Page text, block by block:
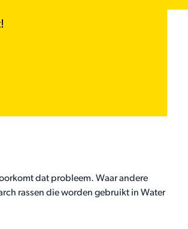
dat probleem. Waar andere
rassen die worden gebruikt in Water